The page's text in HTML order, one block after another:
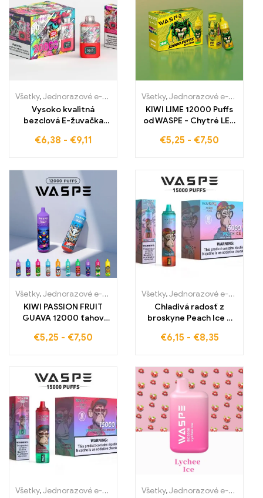
Všetky,Jednorazové e-cigaretky
Jednorazové e-cigarety
Vysoko kvalitná
bezclová E-žuvačka
WATERMELON –
melónom WASPE 20000
PUFFS Dual Mesh
€6,38 - €9,11
Všetky,Jednorazové e-cigaretky
KIWI LIME 12000 Puffs
od WASPE - Chytré LED
elektronická cigareta,
€5,25 - €7,50
Všetky,Jednorazové e-cigaretky
Jednorazové e-cigarety
KIWI PASSION FRUIT
GUAVA 12000 ťahov
Vysoko kvalitná E-
€5,25 - €7,50
Všetky,Jednorazové e-cigaretky
Chladivá radosť z
broskyne Peach Ice –
bezcolnej elektronickej
WASPE 15000 PUFFS
€6,15 - €8,35
Všetky,Jednorazové e-cigaretky
Jednorazové e-cigarety
Všetky,Jednorazové e-cigaretky